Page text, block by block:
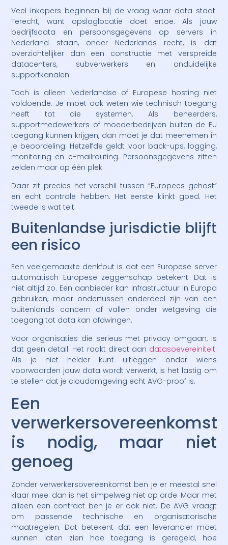
Veel inkopers beginnen bij de vraag waar data staat.
Terecht, want opslaglocatie doet ertoe. Als jouw
bedrijfsdata en persoonsgegevens op servers in
Nederland staan, onder Nederlands recht, is dat
overzichtelijker dan een constructie met verspreide
datacenters, subverwerkers en onduidelijke
supportkanalen.
Toch is alleen Nederlandse of Europese hosting niet
voldoende. Je moet ook weten wie technisch toegang
heeft tot die systemen. Als beheerders,
supportmedewerkers of moederbedrijven buiten de EU
toegang kunnen krijgen, dan moet je dat meenemen in
je beoordeling. Hetzelfde geldt voor back-ups, logging,
monitoring en e-mailrouting. Persoonsgegevens zitten
zelden maar op één plek.
Daar zit precies het verschil tussen “Europees gehost”
en echt controle hebben. Het eerste klinkt goed. Het
tweede is wat telt.
Buitenlandse jurisdictie blijft
een risico
Een veelgemaakte denkfout is dat een Europese server
automatisch Europese zeggenschap betekent. Dat is
niet altijd zo. Een aanbieder kan infrastructuur in Europa
gebruiken, maar ondertussen onderdeel zijn van een
buitenlands concern of vallen onder wetgeving die
toegang tot data kan afdwingen.
Voor organisaties die serieus met privacy omgaan, is
dat geen detail. Het raakt direct aan datasoevereiniteit.
Als je niet helder kunt uitleggen onder wiens
voorwaarden jouw data wordt verwerkt, is het lastig om
te stellen dat je cloudomgeving echt AVG-proof is.
Een
verwerkersovereenkomst
is nodig, maar niet
genoeg
Zonder verwerkersovereenkomst ben je er meestal snel
klaar mee: dan is het simpelweg niet op orde. Maar met
alleen een contract ben je er ook niet. De AVG vraagt
om passende technische en organisatorische
maatregelen. Dat betekent dat een leverancier moet
kunnen laten zien hoe toegang is geregeld, hoe